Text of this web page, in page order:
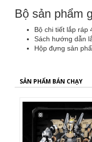
Bộ sản phẩm
Bộ chi tiết lắp ráp
Sách hướng dẫn
Hộp đựng sản
SẢN PHẨM BÁN CHẠY